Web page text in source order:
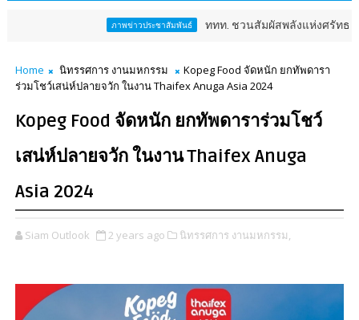
ภาพข่าวประชาสัมพันธ์ ททท. ชวนสัมผัสพลังแห่งศรัทธา ร่วมงาน "
Home นิทรรศการ งานมหกรรม
Kopeg Food จัดหนัก ยกทัพดารา
ร่วมโชว์เสน่ห์ปลายจวัก ในงาน Thaifex Anuga Asia 2024
Kopeg Food จัดหนัก ยกทัพดาราร่วมโชว์
เสน่ห์ปลายจวัก ในงาน Thaifex Anuga
Asia 2024
Siam Outlook 2 years ago นิทรรศการ งานมหกรรม,